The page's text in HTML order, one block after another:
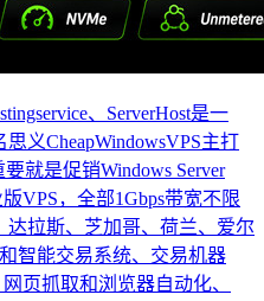
、ServerHost是一
义CheapWindowsVPS主打
就是促销Windows Server
版VPS，全部1Gbps带宽不限
拉斯、芝加哥、荷兰、爱尔
智能交易系统、交易机器
页抓取和浏览器自动化、